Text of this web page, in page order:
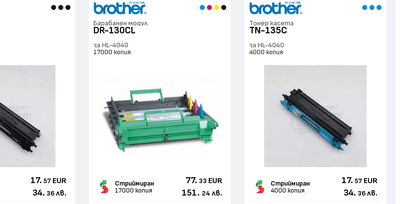
17. 57 EUR
34. 36 лв.
Барабанен модул
DR-130CL
за HL-4040
17000 копия
Стриймиран
17000 копия
77. 33 EUR
151. 24 лв.
Тонер касета
TN-135C
за HL-4040
4000 копия
Стриймиран
4000 копия
17. 57 EUR
34. 36 лв.